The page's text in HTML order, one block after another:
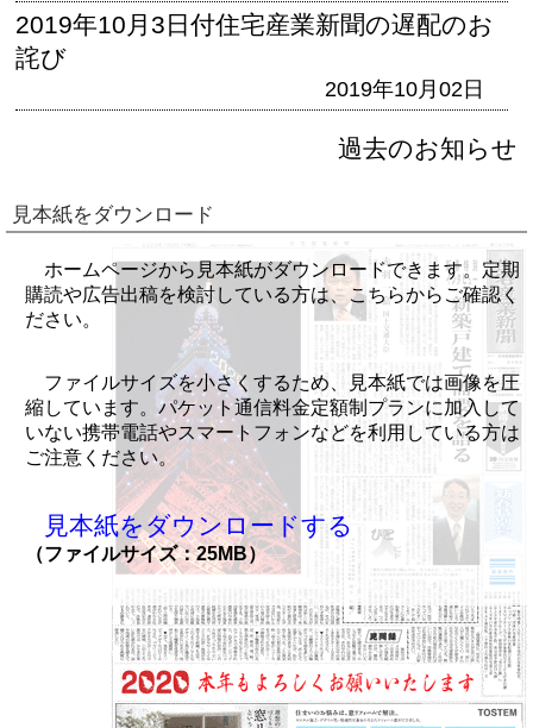
2019年10月3日付住宅産業新聞の遅配のお
詫び
2019年10月02日
過去のお知らせ
見本紙をダウンロード
ホームページから見本紙がダウンロードできます。定期
購読や広告出稿を検討している方は、こちらからご確認く
ださい。
ファイルサイズを小さくするため、見本紙では画像を圧
縮しています。パケット通信料金定額制プランに加入して
いない携帯電話やスマートフォンなどを利用している方は
ご注意ください。
見本紙をダウンロードする
（ファイルサイズ：25MB）